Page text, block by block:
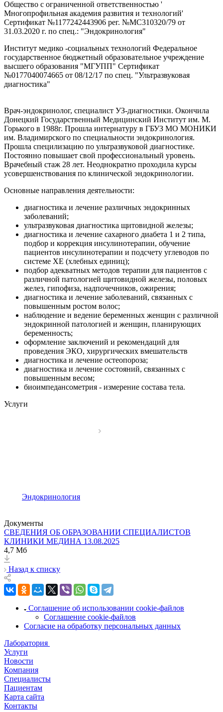
Общество с ограниченной ответственностью '
Многопрофильная академия развития и технологий'
Сертификат №1177242443906 рег. №МС310320/79 от
31.03.2020 г. по спец.: "Эндокринология"
Институт медико -социальных технологий Федеральное
государственное бюджетный образовательное учреждение
высшего образования "МГУПП" Сертификат
№0177040074665 от 08/12/17 по спец. "Ультразвуковая
диагностика"
Врач-эндокринолог, специалист УЗ-диагностики. Окончила
Донецкий Государственный Медицинский Институт им. М.
Горького в 1988г. Прошла интернатуру в ГБУЗ МО МОНИКИ
им. Владимирского по специальности эндокринология.
Прошла специлизацию по ультразвуковой диагностике.
Постоянно повышает свой профессиональный уровень.
Врачебный стаж 28 лет. Неоднократно проходила курсы
усовершенствования по клинической эндокринологии.
Основные направления деятельности:
диагностика и лечение различных эндокринных
заболеваний;
ультразвуковая диагностика щитовидной железы;
диагностика и лечение сахарного диабета 1 и 2 типа,
подбор и коррекция инсулинотерапии, обучение
пациентов инсулинотерапии и подсчету углеводов по
системе ХЕ (хлебных единиц);
подбор адекватных методов терапии для пациентов с
различной патологией щитовидной железы, половых
желез, гипофиза, надпочечников, ожирения;
диагностика и лечение заболеваний, связанных с
повышенным ростом волос;
наблюдение и ведение беременных женщин с различной
эндокринной патологией и женщин, планирующих
беременность;
оформление заключений и рекомендаций для
проведения ЭКО, хирургических вмешательств
диагностика и лечение остеопороза;
диагностика и лечение состояний, связанных с
повышенным весом;
биоимпедансометрия - измерение состава тела.
Услуги
Эндокринология
Документы
СВЕДЕНИЯ ОБ ОБРАЗОВАНИИ СПЕЦИАЛИСТОВ
КЛИНИКИ МЕДИНА 13.08.2025
4,7 Мб
Назад к списку
Соглашение об использовании cookie-файлов
Соглашение cookie-файлов
Согласие на обработку персональных данных
Лаборатория
Услуги
Новости
Компания
Специалисты
Пациентам
Карта сайта
Контакты